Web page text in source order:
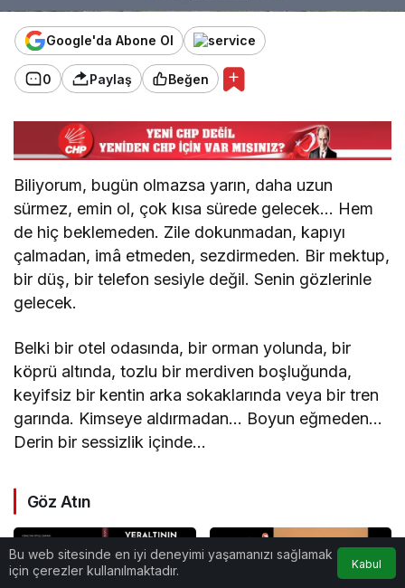
Google'da Abone Ol
0 Paylaş Beğen
Biliyorum, bugün olmazsa yarın, daha uzun
sürmez, emin ol, çok kısa sürede gelecek… Hem
de hiç beklemeden. Zile dokunmadan, kapıyı
çalmadan, imâ etmeden, sezdirmeden. Bir mektup,
bir düş, bir telefon sesiyle değil. Senin gözlerinle
gelecek.
Belki bir otel odasında, bir orman yolunda, bir
köprü altında, tozlu bir merdiven boşluğunda,
keyifsiz bir kentin arka sokaklarında veya bir tren
garında. Kimseye aldırmadan… Boyun eğmeden…
Derin bir sessizlik içinde…
Göz Atın
Bu web sitesinde en iyi deneyimi yaşamanızı sağlamak
için çerezler kullanılmaktadır.
Kabul